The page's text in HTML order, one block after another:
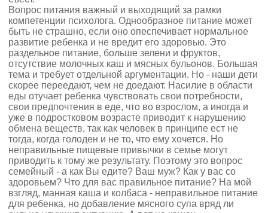
Вопрос питания важный и выходящий за рамки
компетенции психолога. Однообразное питание может
быть не страшно, если оно опеспечивает нормальное
развитие ребенка и не вредит его здоровью. Это
раздельное питание, больше зелени и фруктов,
отсутствие молочных каш и мясных бульонов. Большая
тема и требует отдельной аргументации. Но - наши дети
скорее переедают, чем не доедают. Насилие в области
еды отучает ребенка чувствовать свои потребности,
свои предпочтения в еде, что во взрослом, а иногда и
уже в подростковом возрасте приводит к нарушению
обмена веществ, так как человек в принципе ест не
тогда, когда голоден и не то, что ему хочется. Но
неправильные пищевые привычки в семье могут
приводить к тому же результату. Поэтому это вопрос
семейный - а как Вы едите? Ваш муж? Как у вас со
здоровьем? Что для вас правильное питание? На мой
взгляд, манная каша и колбаса - неправильное питание
для ребенка, но добавление мясного супа вряд ли